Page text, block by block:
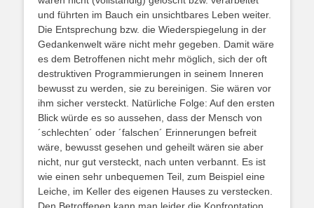
und führten im Bauch ein unsichtbares Leben weiter.
Die Entsprechung bzw. die Wiederspiegelung in der
Gedankenwelt wäre nicht mehr gegeben. Damit wäre
es dem Betroffenen nicht mehr möglich, sich der oft
destruktiven Programmierungen in seinem Inneren
bewusst zu werden, sie zu bereinigen. Sie wären vor
ihm sicher versteckt. Natürliche Folge: Auf den ersten
Blick würde es so aussehen, dass der Mensch von
´schlechten´ oder ´falschen´ Erinnerungen befreit
wäre, bewusst gesehen und geheilt wären sie aber
nicht, nur gut versteckt, nach unten verbannt. Es ist
wie einen sehr unbequemen Teil, zum Beispiel eine
Leiche, im Keller des eigenen Hauses zu verstecken.